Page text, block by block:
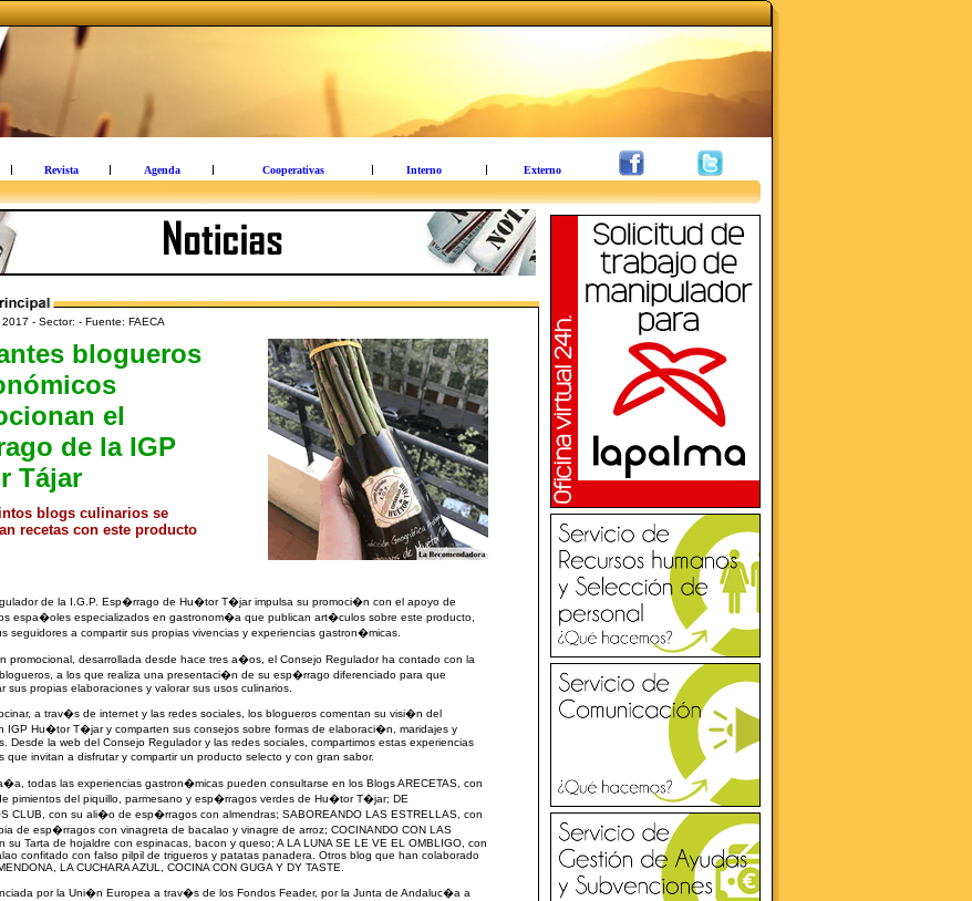
Revista Agenda Cooperativas Interno Externo
- Sector: - Fuente: FAECA
blogueros
el
de la IGP
Tájar
blogs culinarios se
recetas con este producto
de la I.G.P. Esp�rrago de Hu�tor T�jar impulsa su promoci�n con el apoyo de
espa�oles especializados en gastronom�a que publican art�culos sobre este producto,
seguidores a compartir sus propias vivencias y experiencias gastron�micas.
promocional, desarrollada desde hace tres a�os, el Consejo Regulador ha contado con la
a los que realiza una presentaci�n de su esp�rrago diferenciado para que
sus propias elaboraciones y valorar sus usos culinarios.
a trav�s de internet y las redes sociales, los blogueros comentan su visi�n del
IGP Hu�tor T�jar y comparten sus consejos sobre formas de elaboraci�n, maridajes y
Desde la web del Consejo Regulador y las redes sociales, compartimos estas experiencias
que invitan a disfrutar y compartir un producto selecto y con gran sabor.
todas las experiencias gastron�micas pueden consultarse en los Blogs ARECETAS, con
pimientos del piquillo, parmesano y esp�rragos verdes de Hu�tor T�jar; DE
CLUB, con su ali�o de esp�rragos con almendras; SABOREANDO LAS ESTRELLAS, con
de esp�rragos con vinagreta de bacalao y vinagre de arroz; COCINANDO CON LAS
su Tarta de hojaldre con espinacas, bacon y queso; A LA LUNA SE LE VE EL OMBLIGO, con
confitado con falso pilpil de trigueros y patatas panadera. Otros blog que han colaborado
LA CUCHARA AZUL, COCINA CON GUGA Y DY TASTE.
por la Uni�n Europea a trav�s de los Fondos Feader, por la Junta de Andaluc�a a